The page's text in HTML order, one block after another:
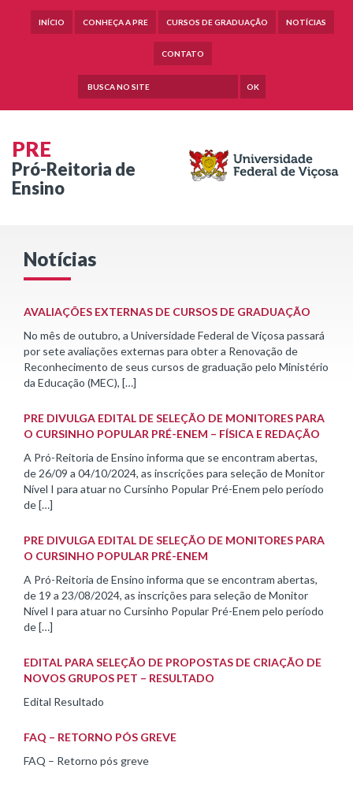
INÍCIO CONHEÇA A PRE CURSOS DE GRADUAÇÃO NOTÍCIAS
CONTATO
OK
PRE
Pró-Reitoria de
Ensino
Notícias
AVALIAÇÕES EXTERNAS DE CURSOS DE GRADUAÇÃO
No mês de outubro, a Universidade Federal de Viçosa passará
por sete avaliações externas para obter a Renovação de
Reconhecimento de seus cursos de graduação pelo Ministério
da Educação (MEC), […]
PRE DIVULGA EDITAL DE SELEÇÃO DE MONITORES PARA
O CURSINHO POPULAR PRÉ-ENEM – FÍSICA E REDAÇÃO
A Pró-Reitoria de Ensino informa que se encontram abertas,
de 26/09 a 04/10/2024, as inscrições para seleção de Monitor
Nível I para atuar no Cursinho Popular Pré-Enem pelo período
de […]
PRE DIVULGA EDITAL DE SELEÇÃO DE MONITORES PARA
O CURSINHO POPULAR PRÉ-ENEM
A Pró-Reitoria de Ensino informa que se encontram abertas,
de 19 a 23/08/2024, as inscrições para seleção de Monitor
Nível I para atuar no Cursinho Popular Pré-Enem pelo período
de […]
EDITAL PARA SELEÇÃO DE PROPOSTAS DE CRIAÇÃO DE
NOVOS GRUPOS PET – RESULTADO
Edital Resultado
FAQ – RETORNO PÓS GREVE
FAQ – Retorno pós greve